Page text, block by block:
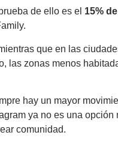
de ello es el 15%
que en las
las zonas menos
hay un mayor
ya no es una opción
comunidad.